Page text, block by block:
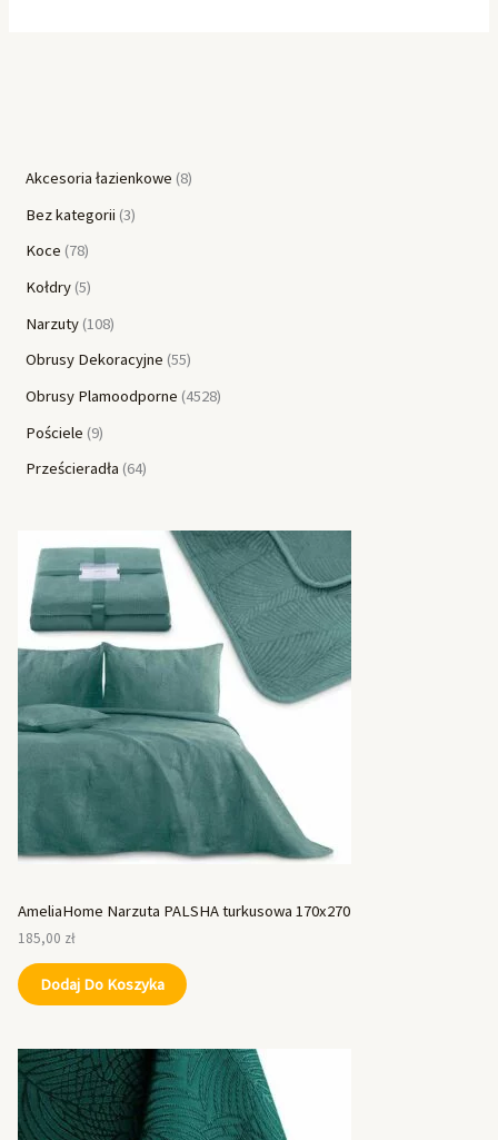
Akcesoria łazienkowe 8
Bez kategorii 3
Koce 78
Kołdry 5
Narzuty 108
Obrusy Dekoracyjne 55
Obrusy Plamoodporne 4528
Pościele 9
Prześcieradła 64
AmeliaHome Narzuta PALSHA turkusowa 170x270
185,00 zł
Dodaj Do Koszyka